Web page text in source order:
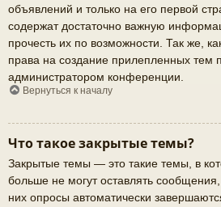
объявлений и только на его первой
содержат достаточно важную
прочесть их по возможности. Так же,
права на создание прилепленных тем
администратором конференции.
Вернуться к началу
Что такое закрытые темы?
Закрытые темы — это такие темы, в
больше не могут оставлять
них опросы автоматически